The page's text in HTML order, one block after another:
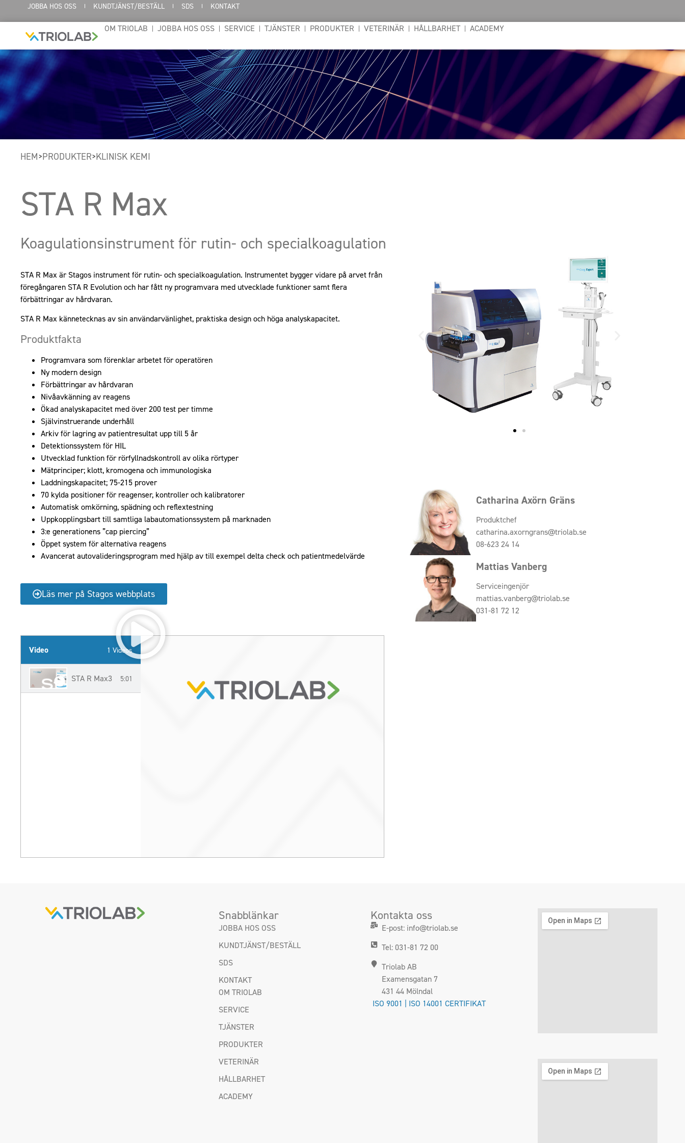
JOBBA HOS OSS KUNDTJÄNST/BESTÄLL SDS KONTAKT
OM TRIOLAB JOBBA HOS OSS SERVICE TJÄNSTER PRODUKTER VETERINÄR HÅLLBARHET ACADEMY
HEM>PRODUKTER>KLINISK KEMI
STA R Max
Koagulationsinstrument för rutin- och specialkoagulation
STA R Max är Stagos instrument för rutin- och specialkoagulation. Instrumentet bygger vidare på arvet från
föregångaren STA R Evolution och har fått ny programvara med utvecklade funktioner samt flera
förbättringar av hårdvaran.
STA R Max kännetecknas av sin användarvänlighet, praktiska design och höga analyskapacitet.
Produktfakta
Programvara som förenklar arbetet för operatören
Ny modern design
Förbättringar av hårdvaran
Nivåavkänning av reagens
Ökad analyskapacitet med över 200 test per timme
Självinstruerande underhåll
Arkiv för lagring av patientresultat upp till 5 år
Detektionssystem för HIL
Utvecklad funktion för rörfyllnadskontroll av olika rörtyper
Mätprinciper; klott, kromogena och immunologiska
Laddningskapacitet; 75-215 prover
70 kylda positioner för reagenser, kontroller och kalibratorer
Automatisk omkörning, spädning och reflextestning
Uppkopplingsbart till samtliga labautomationssystem på marknaden
3:e generationens ”cap piercing”
Öppet system för alternativa reagens
Avancerat autovalideringsprogram med hjälp av till exempel delta check och patientmedelvärde
Läs mer på Stagos webbplats
Video 1 Videos
STA R Max3 5:01
Catharina Axörn Gräns
Produktchef
catharina.axorngrans@triolab.se
08-623 24 14
Mattias Vanberg
Serviceingenjör
mattias.vanberg@triolab.se
031-81 72 12
Snabblänkar
JOBBA HOS OSS
KUNDTJÄNST/BESTÄLL
SDS
KONTAKT
OM TRIOLAB
SERVICE
TJÄNSTER
PRODUKTER
VETERINÄR
HÅLLBARHET
ACADEMY
Kontakta oss
E-post: info@triolab.se
Tel: 031-81 72 00
Triolab AB
Examensgatan 7
431 44 Mölndal
ISO 9001 | ISO 14001 CERTIFIKAT